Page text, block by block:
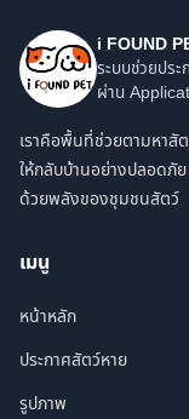
i FOUND
ระบบช่วยปร
ผ่าน
เราคือพื้นที่ช่วยตามหาสั
ให้กลับบ้านอย่างปลอดภัย
ด้วยพลังของชุมชนสัตว์
เมนู
หน้าหลัก
ประกาศสัตว์หาย
รูปภาพ